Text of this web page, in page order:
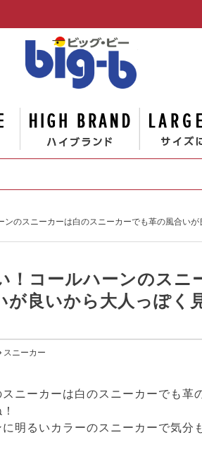
男の
メッセージ ハイブランド
のスニーカーは白のスニーカーでも革の風合い
！コールハーンのスニ
良いから大人っぽく
スニーカー
ニーカーは白のスニーカーでも革
明るいカラーのスニーカーで気分